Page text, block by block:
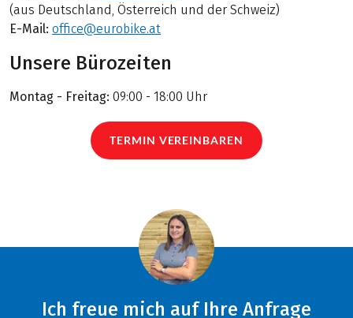
(aus Deutschland, Österreich und der Schweiz)
E-Mail: office@eurobike.at
Unsere Bürozeiten
Montag - Freitag: 09:00 - 18:00 Uhr
TERMIN VEREINBAREN
Ich freue mich auf Ihre Anfrage